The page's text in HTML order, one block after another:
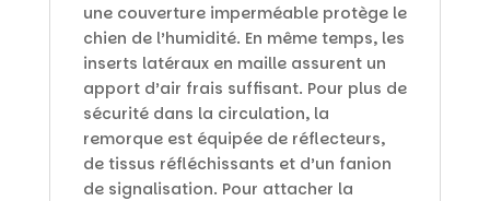
une couverture imperméable protège le
chien de l’humidité. En même temps, les
inserts latéraux en maille assurent un
apport d’air frais suffisant. Pour plus de
sécurité dans la circulation, la
remorque est équipée de réflecteurs,
de tissus réfléchissants et d’un fanion
de signalisation. Pour attacher la